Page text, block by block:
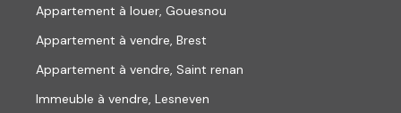
Appartement à louer, Gouesnou
Appartement à vendre, Brest
Appartement à vendre, Saint renan
Immeuble à vendre, Lesneven